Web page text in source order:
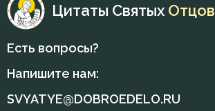
Промысел Божий
Пророчество
Простота
Цитаты Святых Отцов
Есть вопросы?
Напишите нам:
SVYATYE@DOBROEDELO.RU